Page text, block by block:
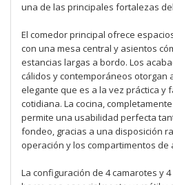
una de las principales fortalezas
El comedor principal ofrece
con una mesa central y asientos
estancias largas a bordo. Los
cálidos y contemporáneos otorgan
elegante que es a la vez práctica y
cotidiana. La cocina,
permite una usabilidad perfecta
fondeo, gracias a una disposición
operación y los compartimentos de
La configuración de 4 camarotes y